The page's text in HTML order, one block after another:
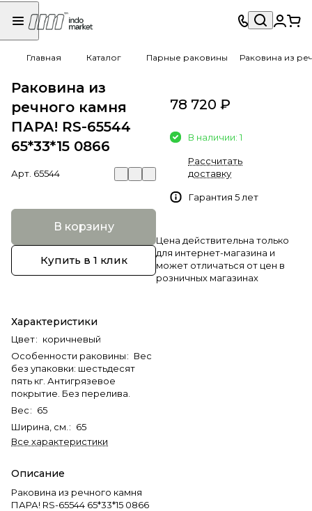
Главная Каталог Парные раковины Раковина из
Раковина из
речного камня
ПАРА! RS-65544
65*33*15 0866
Арт. 65544
В корзину
Купить в 1 клик
Характеристики
Цвет: коричневый
Особенности раковины: Вес
без упаковки: шестьдесят
пять кг. Антигрязевое
покрытие. Без перелива.
Вес: 65
Ширина, см. : 65
Все характеристики
Описание
Раковина из речного камня
ПАРА! RS-65544 65*33*15 0866
78 720 ₽
В наличии: 1
Рассчитать
доставку
Гарантия 5 лет
Цена действительна только
для интернет-магазина и
может отличаться от цен в
розничных магазинах